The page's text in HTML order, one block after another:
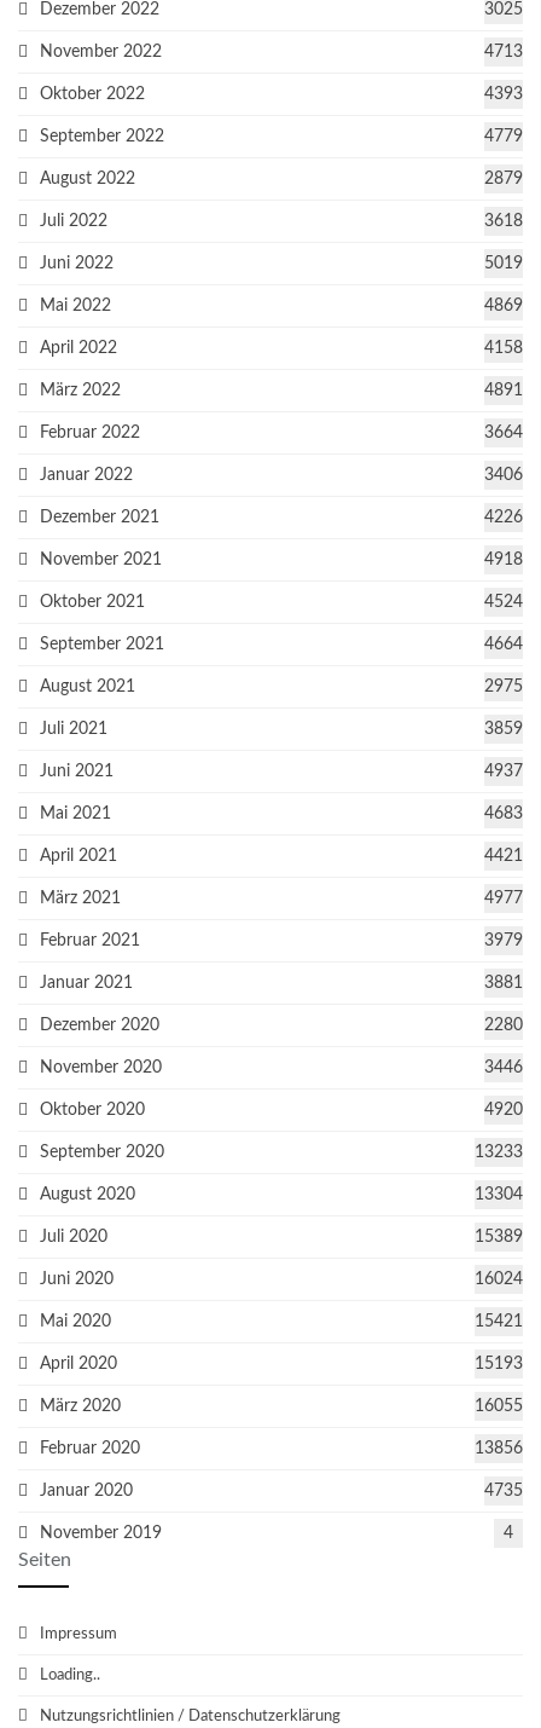
Dezember 2022 3025
November 2022 4713
Oktober 2022 4393
September 2022 4779
August 2022 2879
Juli 2022 3618
Juni 2022 5019
Mai 2022 4869
April 2022 4158
März 2022 4891
Februar 2022 3664
Januar 2022 3406
Dezember 2021 4226
November 2021 4918
Oktober 2021 4524
September 2021 4664
August 2021 2975
Juli 2021 3859
Juni 2021 4937
Mai 2021 4683
April 2021 4421
März 2021 4977
Februar 2021 3979
Januar 2021 3881
Dezember 2020 2280
November 2020 3446
Oktober 2020 4920
September 2020 13233
August 2020 13304
Juli 2020 15389
Juni 2020 16024
Mai 2020 15421
April 2020 15193
März 2020 16055
Februar 2020 13856
Januar 2020 4735
November 2019 4
Seiten
Impressum
Loading..
Nutzungsrichtlinien / Datenschutzerklärung